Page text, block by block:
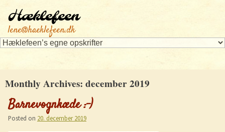
Hæklefeen
lene@haeklefeen.dk
Monthly Archives: december 2019
Barnevognkæde :-)
Posted on 20. december 2019